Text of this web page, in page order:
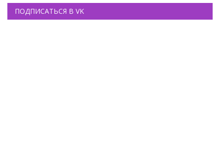
ПОДПИСАТЬСЯ В VK